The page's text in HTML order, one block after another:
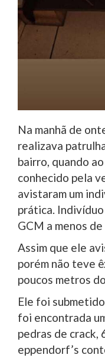
Na manhã de
realizava
bairro, quando
conhecido pela
avistaram um
prática.
GCM a menos de
Assim que ele
porém não teve
poucos metros
Ele foi
foi encontrada
pedras de crack,
eppendorf’s